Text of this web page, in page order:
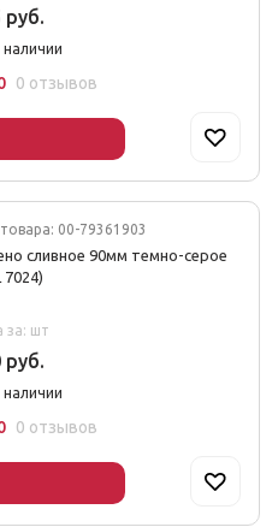
руб.
наличии
0 отзывов
00-79361903
сливное 90мм темно-серое
7024)
за: шт
руб.
наличии
0 отзывов